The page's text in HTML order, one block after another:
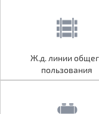
Ж.д. линии
пользования
Ж.д. линии
пользования